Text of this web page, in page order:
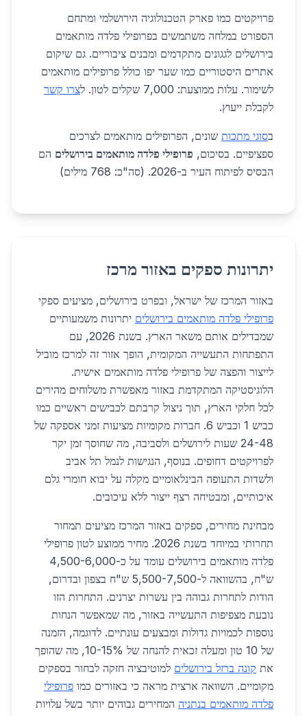
פרויקטים כמו פארק הטכנולוגיה הירושלמי ומתחם
הספורט במלחה משתמשים בפרופילי פלדה מותאמים
בירושלים לגגונים מתקדמים ומבנים ציבוריים. גם שיקום
אתרים היסטוריים כמו שער יפו כולל פרופילים מותאמים
לשימור. עלות ממוצעת: 7,000 שקלים לטון. ל
צרו קשר
לקבלת ייעוץ.
בסוגי מתכות שונים, הפרופילים מותאמים לצרכים
ספציפיים. בסיכום, פרופילי פלדה מותאמים בירושלים הם
הבסיס לפיתוח העיר ב-2026. (סה"כ: 768 מילים)
יתרונות ספקים באזור מרכז
באזור המרכז של ישראל, ובפרט בירושלים, מציעים ספקי
פרופילי פלדה מותאמים בירושלים יתרונות משמעותיים
שמבדילים אותם משאר הארץ. בשנת 2026, עם
התפתחות התעשייה המקומית, הופך אזור זה למרכז מוביל
לייצור והפצה של פרופילי פלדה מותאמים אישית.
הלוגיסטיקה המתקדמת באזור מאפשרת משלוחים מהירים
לכל חלקי הארץ, תוך ניצול קרבתם לכבישים ראשיים כמו
כביש 1 וכביש 6. חברות מקומיות מציעות זמני אספקה של
24-48 שעות לירושלים ולסביבה, מה שחוסך זמן יקר
לפרויקטים דחופים. בנוסף, הנגישות לנמל תל אביב
ולשדות התעופה הבינלאומיים מקלה על יבוא חומרי גלם
איכותיים, ומבטיחה רצף ייצור ללא עיכובים.
מבחינת מחירים, ספקים באזור המרכז מציעים תמחור
תחרותי במיוחד בשנת 2026. מחיר ממוצע לטון פרופילי
פלדה מותאמים בירושלים עומד על כ-4,500-6,000
ש"ח, בהשוואה ל-5,500-7,500 ש"ח בצפון ובדרום,
הודות לתחרות גבוהה בין עשרות יצרנים. התחרות הזו
נובעת מצפיפות התעשייה באזור, מה שמאפשר הנחות
נוספות לכמויות גדולות ומבצעים עונתיים. לדוגמה, הזמנה
של 10 טון ומעלה זכאית להנחה של 10-15%, מה שהופך
את קונה ברזל בירושלים למוטיבציה חזקה לבחור בספקים
מקומיים. השוואה ארצית מראה כי באזורים כמו פרופילי
פלדה מותאמים בנתניה המחירים גבוהים יותר בשל עלויות